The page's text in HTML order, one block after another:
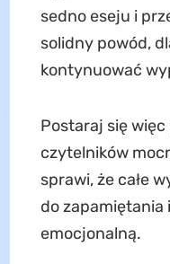
sedno eseju i
solidny powód,
kontynuować
Postaraj się
czytelników
sprawi, że całe
do zapamiętania
emocjonalną.